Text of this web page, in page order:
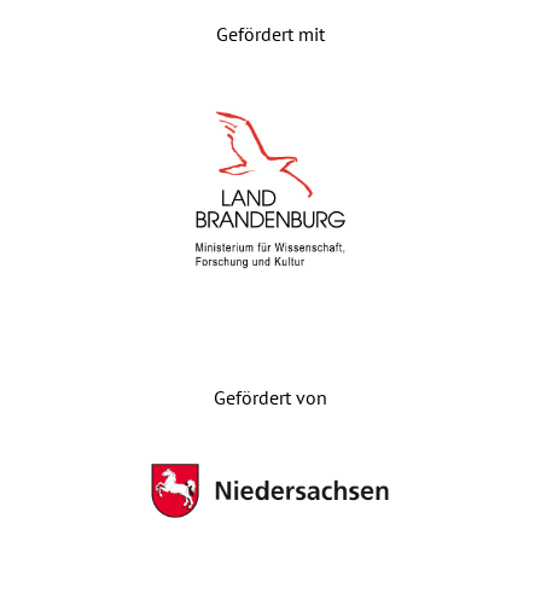
Gefördert mit
Gefördert von